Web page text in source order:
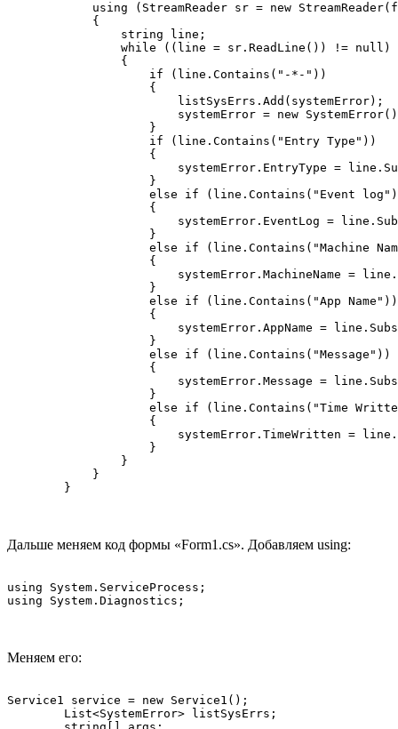
using (StreamReader sr = new
            {
                string line;
                while ((line = sr.ReadLine()) != null)
                {
                    if (line.Contains("-*-"))
                    {
                        listSysErrs.Add(systemError);
systemError = new
                    }
                    if (line.Contains("Entry Type"))
                    {
systemError.EntryType =
                    }
else if (line.Contains("Event
                    {
systemError.EventLog =
                    }
else if (line.Contains("Machine
                    {
systemError.MachineName =
                    }
                    else if (line.Contains("App Name"))
                    {
systemError.AppName =
                    }
                    else if (line.Contains("Message"))
                    {
systemError.Message =
                    }
else if (line.Contains("Time
                    {
systemError.TimeWritten =
                    }
                }
            }
        }
Дальше меняем код формы «Form1.cs». Добавляем using:
using System.ServiceProcess;
using System.Diagnostics;
Меняем его:
Service1 service = new Service1();
        List<SystemError> listSysErrs;